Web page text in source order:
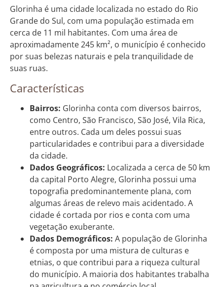
Glorinha é uma cidade localizada no estado do Rio
Grande do Sul, com uma população estimada em
cerca de 11 mil habitantes. Com uma área de
aproximadamente 245 km², o município é conhecido
por suas belezas naturais e pela tranquilidade de
suas ruas.
Características
Bairros: Glorinha conta com diversos bairros,
como Centro, São Francisco, São José, Vila Rica,
entre outros. Cada um deles possui suas
particularidades e contribui para a diversidade
da cidade.
Dados Geográficos: Localizada a cerca de 50 km
da capital Porto Alegre, Glorinha possui uma
topografia predominantemente plana, com
algumas áreas de relevo mais acidentado. A
cidade é cortada por rios e conta com uma
vegetação exuberante.
Dados Demográficos: A população de Glorinha
é composta por uma mistura de culturas e
etnias, o que contribui para a riqueza cultural
do município. A maioria dos habitantes trabalha